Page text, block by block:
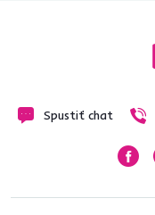
Spustiť chat